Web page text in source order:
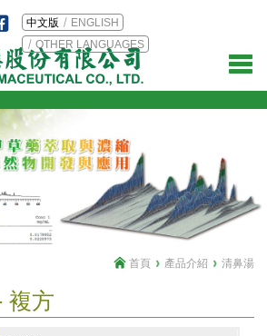
中文版
ENGLISH
OTHER LANGUAGES
複方
首頁 產品介紹 清鼻湯